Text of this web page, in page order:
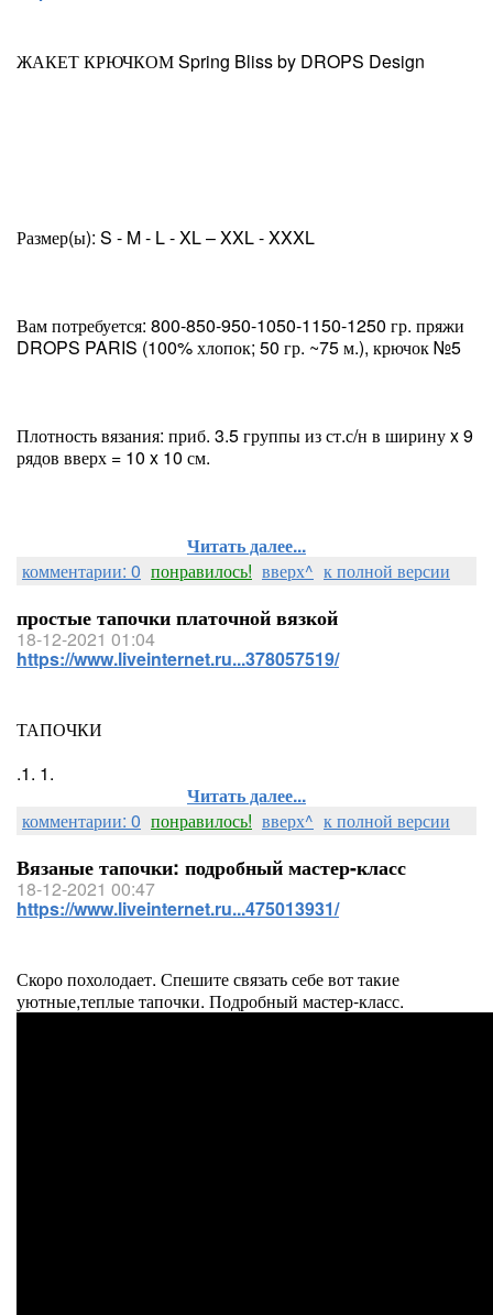
ЖАКЕТ КРЮЧКОМ Spring Bliss by DROPS Design
Размер(ы): S - M - L - XL – XXL - XXXL
Вам потребуется: 800-850-950-1050-1150-1250 гр. пряжи
DROPS PARIS (100% хлопок; 50 гр. ~75 м.), крючок №5
Плотность вязания: приб. 3.5 группы из ст.с/н в ширину x 9
рядов вверх = 10 x 10 см.
Читать далее...
комментарии: 0 понравилось! вверх^ к полной версии
простые тапочки платочной вязкой
18-12-2021 01:04
https://www.liveinternet.ru...378057519/
ТАПОЧКИ
.1. 1.
Читать далее...
комментарии: 0 понравилось! вверх^ к полной версии
Вязаные тапочки: подробный мастер-класс
18-12-2021 00:47
https://www.liveinternet.ru...475013931/
Скоро похолодает. Спешите связать себе вот такие
уютные,теплые тапочки. Подробный мастер-класс.